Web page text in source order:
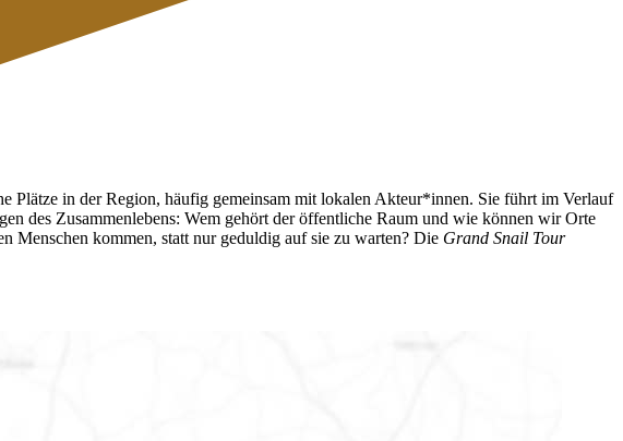
Plätze in der Region, häufig gemeinsam mit lokalen Akteur*innen. Sie führt im Verlauf
des Zusammenlebens: Wem gehört der öffentliche Raum und wie können wir Orte
Menschen kommen, statt nur geduldig auf sie zu warten? Die Grand Snail Tour